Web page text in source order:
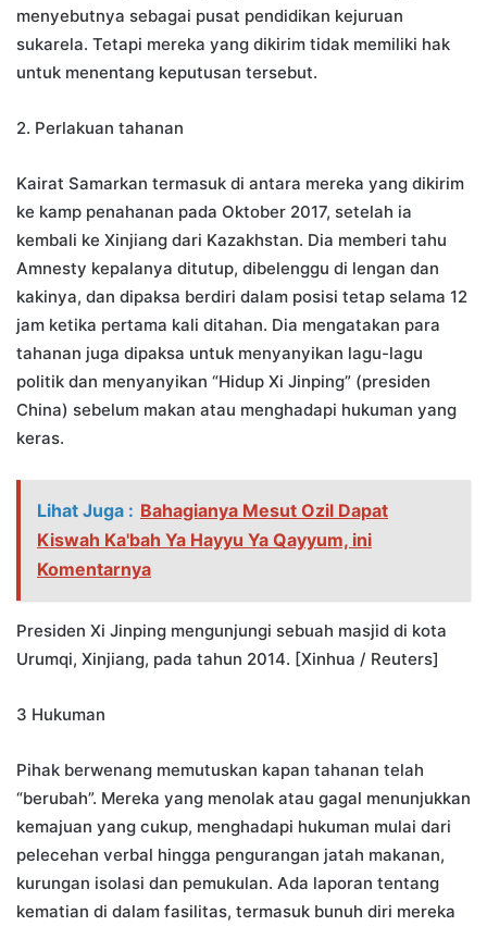
menyebutnya sebagai pusat pendidikan kejuruan
sukarela. Tetapi mereka yang dikirim tidak memiliki hak
untuk menentang keputusan tersebut.
2. Perlakuan tahanan
Kairat Samarkan termasuk di antara mereka yang dikirim
ke kamp penahanan pada Oktober 2017, setelah ia
kembali ke Xinjiang dari Kazakhstan. Dia memberi tahu
Amnesty kepalanya ditutup, dibelenggu di lengan dan
kakinya, dan dipaksa berdiri dalam posisi tetap selama 12
jam ketika pertama kali ditahan. Dia mengatakan para
tahanan juga dipaksa untuk menyanyikan lagu-lagu
politik dan menyanyikan “Hidup Xi Jinping” (presiden
China) sebelum makan atau menghadapi hukuman yang
keras.
Lihat Juga : Bahagianya Mesut Ozil Dapat
Kiswah Ka'bah Ya Hayyu Ya Qayyum, ini
Komentarnya
Presiden Xi Jinping mengunjungi sebuah masjid di kota
Urumqi, Xinjiang, pada tahun 2014. [Xinhua / Reuters]
3 Hukuman
Pihak berwenang memutuskan kapan tahanan telah
“berubah”. Mereka yang menolak atau gagal menunjukkan
kemajuan yang cukup, menghadapi hukuman mulai dari
pelecehan verbal hingga pengurangan jatah makanan,
kurungan isolasi dan pemukulan. Ada laporan tentang
kematian di dalam fasilitas, termasuk bunuh diri mereka